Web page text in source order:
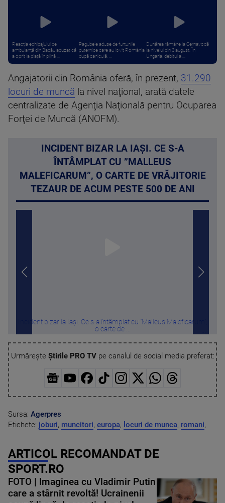
Reacția echipajului de
ambulanță din Bacău acuzat că
a oprit la piață în plină ...
Pagubele aduse de furtunile
puternice care au lovit România
după caniculă. ...
Dunărea rămâne la Cernavodă
la nivelul din 3 august. În
Ungaria, debitul a ...
Angajatorii din România oferă, în prezent, 31.290
locuri de muncă la nivel naţional, arată datele
centralizate de Agenţia Naţională pentru Ocuparea
Forţei de Muncă (ANOFM).
INCIDENT BIZAR LA IAȘI. CE S-A
ÎNTÂMPLAT CU ”MALLEUS
MALEFICARUM”, O CARTE DE VRĂJITORIE
TEZAUR DE ACUM PESTE 500 DE ANI
Incident bizar la Iași. Ce s-a întâmplat cu ”Malleus Maleficarum”,
o carte de ...
Urmărește Știrile PRO TVpe canalul de social media preferat:
Sursa: Agerpres
Etichete: joburi, muncitori, europa, locuri de munca, romani,
ARTICOL RECOMANDAT DE
SPORT.RO
FOTO | Imaginea cu Vladimir Putin
care a stârnit revoltă! Ucrainenii